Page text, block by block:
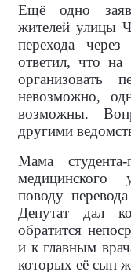
Ещё одно
жителей улицы
перехода через
ответил, что
организовать
невозможно,
возможны.
другими
Мама студента-
медицинского
поводу
Депутат дал
обратится
и к главным
которых её сын